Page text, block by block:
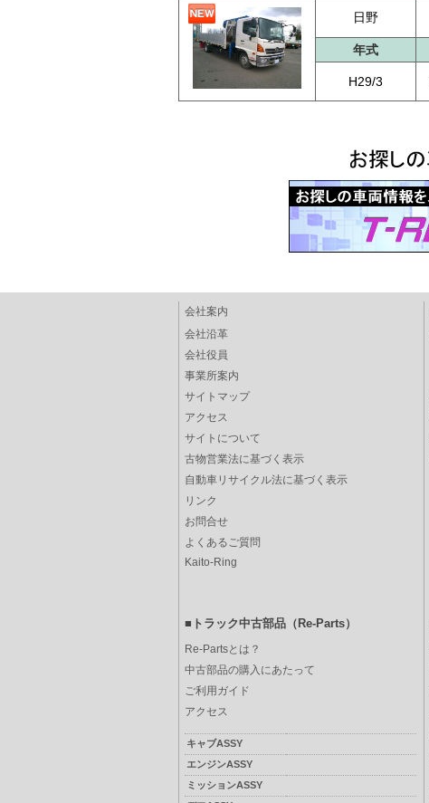
日野
年式
H29/3
会社案内
会社沿革
会社役員
事業所案内
サイトマップ
アクセス
サイトについて
古物営業法に基づく表示
自動車リサイクル法に基づく表示
リンク
お問合せ
よくあるご質問
Kaito-Ring
■トラック中古部品（Re-Parts）
Re-Partsとは？
中古部品の購入にあたって
ご利用ガイド
アクセス
キャブASSY
エンジンASSY
ミッションASSY